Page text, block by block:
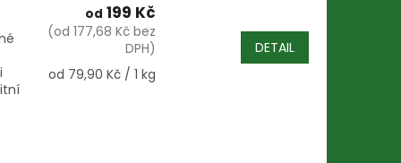
od 199 Kč
(od 177,68 Kč bez
DPH)
Měrná
od 79,90 Kč / 1 kg
DETAIL